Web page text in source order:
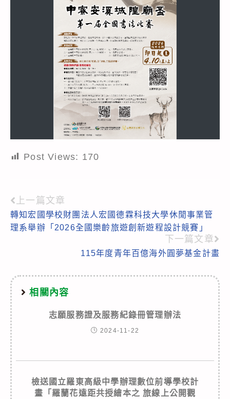
Post Views: 170
Read
more
上一篇文章
轉知宏國學校財團法人宏國德霖科技大學休閒事業管
理系舉辦「2026全國樂齡旅遊創新遊程設計競賽」
下一篇文章
115年度青年百億海外圓夢基金計畫
相關內容
志願服務證及服務紀錄冊管理辦法
2024-11-22
檢送國立羅東高級中學辦理數位前導學校計
畫「羅蘭花遠距共授繪本之 旅線上公開觀